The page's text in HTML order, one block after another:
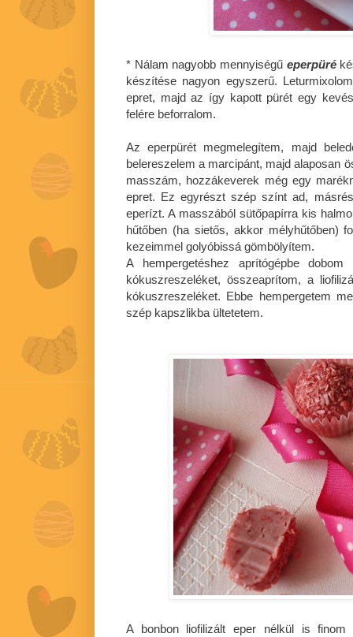
* Nálam nagyobb mennyiségű eperpüré
készítése nagyon egyszerű.
epret, majd az így kapott pürét egy
felére beforralom.
Az eperpürét megmelegítem, majd
belereszelem a marcipánt, majd alaposan
masszám, hozzákeverek még egy
epret. Ez egyrészt szép színt ad,
eperízt. A masszából sütőpapírra kis
hűtőben (ha sietős, akkor mélyhűtőben)
kezeimmel golyóbissá gömbölyítem.
A hempergetéshez aprítógépbe
kókuszreszeléket, összeaprítom, a
kókuszreszeléket. Ebbe hempergetem
szép kapszlikba ültetetem.
A bonbon liofilizált eper nélkül is